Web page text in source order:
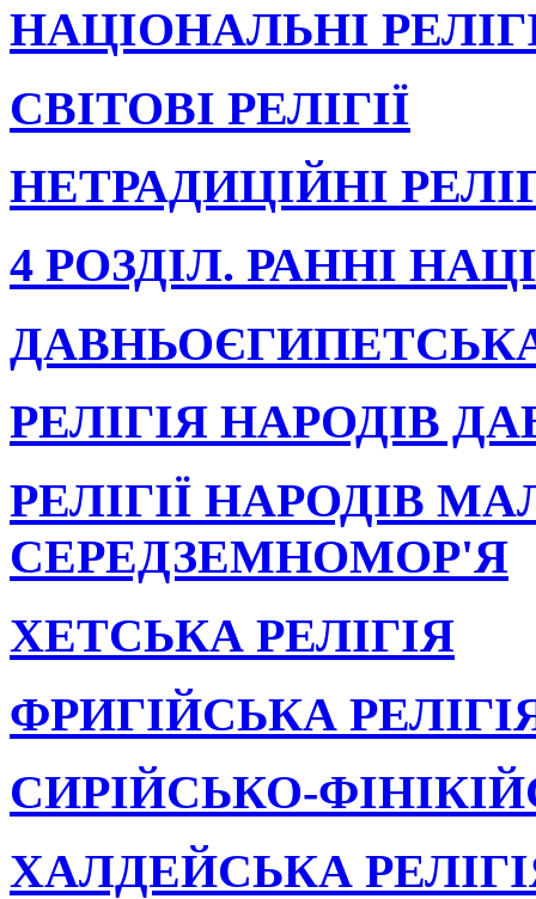
НАЦІОНАЛЬНІ
СВІТОВІ РЕЛІГІЇ
НЕТРАДИЦІЙНІ
4 РОЗДІЛ. РАННІ
РЕЛІГІЯ НАРОДІВ
РЕЛІГІЇ НАРОДІВ
СЕРЕДЗЕМНОМОР'Я
ХЕТСЬКА РЕЛІГІЯ
ФРИГІЙСЬКА
СИРІЙСЬКО-
ХАЛДЕЙСЬКА